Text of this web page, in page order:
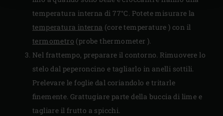
temperatura interna di 77°C. Potete misurare la
temperatura interna (core temperature ) con il
termometro (probe thermometer ).
Nel frattempo, preparare il contorno. Rimuovere lo
stelo dal peperoncino e tagliarlo in anelli sottili.
Prelevare le foglie dal coriandolo e tritarle
finemente. Grattugiare parte della buccia di lime e
tagliare il frutto a spicchi.